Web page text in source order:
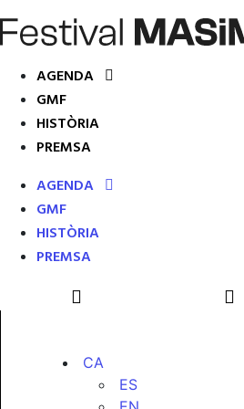
AGENDA
GMF
HISTÒRIA
PREMSA
AGENDA
GMF
HISTÒRIA
PREMSA
CA
ES